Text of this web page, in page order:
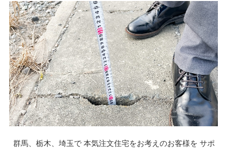
群馬、栃木、埼玉で 本気注文住宅をお考えのお客様を サポ